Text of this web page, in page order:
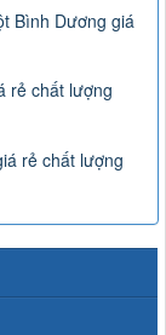
Bình Dương giá
rẻ chất lượng
rẻ chất lượng